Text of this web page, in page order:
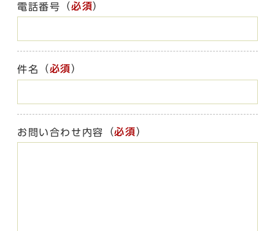
電話番号 （必須）
件名 （必須）
お問い合わせ内容 （必須）